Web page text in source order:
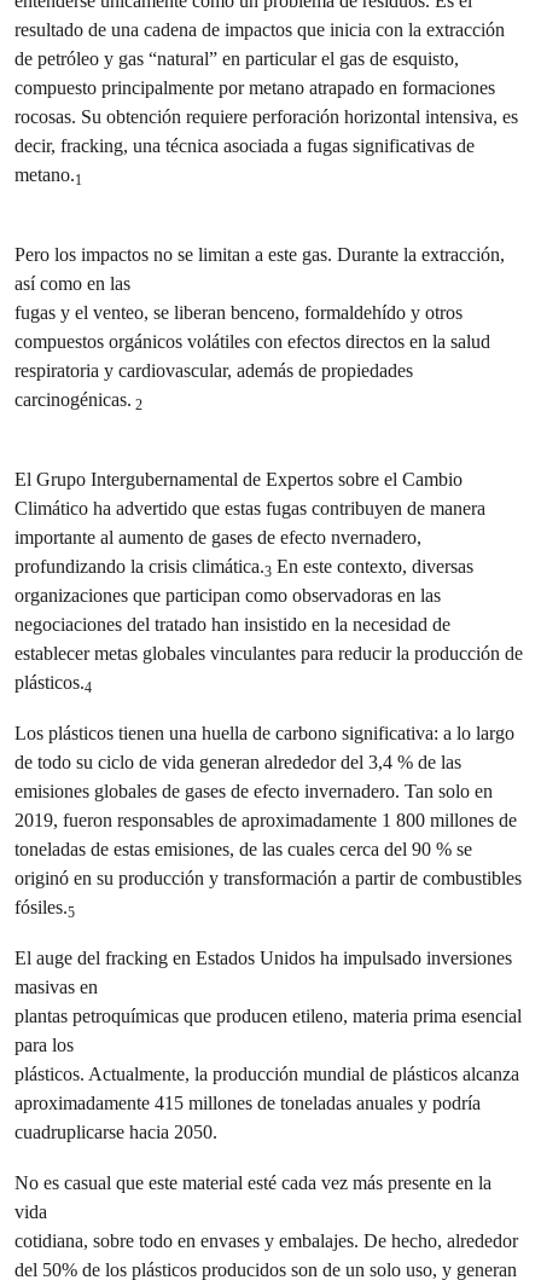
resultado de una cadena de impactos que inicia con la extracción
de petróleo y gas “natural” en particular el gas de esquisto,
compuesto principalmente por metano atrapado en formaciones
rocosas. Su obtención requiere perforación horizontal intensiva, es
decir, fracking, una técnica asociada a fugas significativas de
metano.1
Pero los impactos no se limitan a este gas. Durante la extracción,
así como en las
fugas y el venteo, se liberan benceno, formaldehído y otros
compuestos orgánicos volátiles con efectos directos en la salud
respiratoria y cardiovascular, además de propiedades
carcinogénicas. 2
El Grupo Intergubernamental de Expertos sobre el Cambio
Climático ha advertido que estas fugas contribuyen de manera
importante al aumento de gases de efecto nvernadero,
profundizando la crisis climática.3 En este contexto, diversas
organizaciones que participan como observadoras en las
negociaciones del tratado han insistido en la necesidad de
establecer metas globales vinculantes para reducir la producción de
plásticos.4
Los plásticos tienen una huella de carbono significativa: a lo largo
de todo su ciclo de vida generan alrededor del 3,4 % de las
emisiones globales de gases de efecto invernadero. Tan solo en
2019, fueron responsables de aproximadamente 1 800 millones de
toneladas de estas emisiones, de las cuales cerca del 90 % se
originó en su producción y transformación a partir de combustibles
fósiles.5
El auge del fracking en Estados Unidos ha impulsado inversiones
masivas en
plantas petroquímicas que producen etileno, materia prima esencial
para los
plásticos. Actualmente, la producción mundial de plásticos alcanza
aproximadamente 415 millones de toneladas anuales y podría
cuadruplicarse hacia 2050.
No es casual que este material esté cada vez más presente en la
vida
cotidiana, sobre todo en envases y embalajes. De hecho, alrededor
del 50% de los plásticos producidos son de un solo uso, y generan